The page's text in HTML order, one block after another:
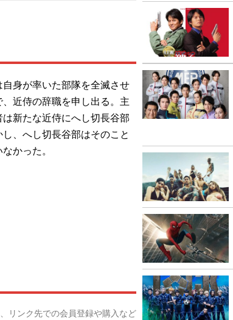
身が率いた部隊を全滅させ
近侍の辞職を申し出る。主
新たな近侍にへし切長谷部
、へし切長谷部はそのこと
かった。
リンク先での会員登録や購入など